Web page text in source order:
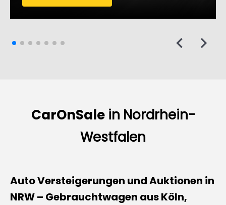
CarOnSale in Nordrhein-
Westfalen
Auto Versteigerungen und Auktionen in
NRW – Gebrauchtwagen aus Köln,